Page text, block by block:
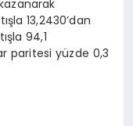
13,2430’dan
94,1
paritesi yüzde 0,3